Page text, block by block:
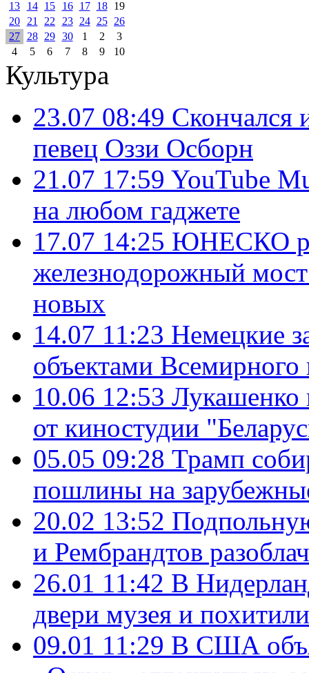
13 14 15 16 17 18
19
20
21 22 23 24 25
26
27
28 29 30 1 2
3
4
5 6 7 8 9 10
Культура
23.07 08:49 Скончался
певец Оззи Осборн
21.07 17:59 YouTube
на любом гаджете
17.07 14:25 ЮНЕСКО
железнодорожный мост
новых
14.07 11:23 Немецкие
объектами Всемирного
10.06 12:53 Лукашенко
от киностудии
05.05 09:28 Трамп
пошлины на
20.02 13:52
и Рембрандтов
26.01 11:42 В
двери музея и
09.01 11:29 В США